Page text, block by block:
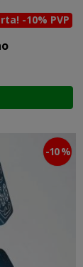
-10% PVP
-10 %